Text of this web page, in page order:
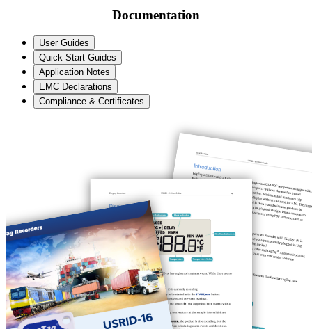
Documentation
User Guides
Quick Start Guides
Application Notes
EMC Declarations
Compliance & Certificates